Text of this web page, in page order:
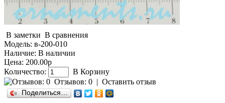
В заметки В сравнения
Модель: в-200-010
Наличие: В наличии
Цена: 200.00р
Количество:
В Корзину
Отзывов: 0 | Оставить отзыв
Поделиться…